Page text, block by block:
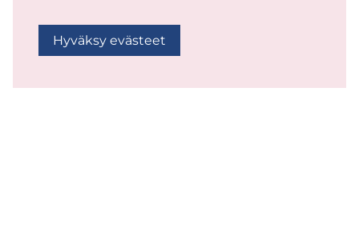
Hyväksy evästeet